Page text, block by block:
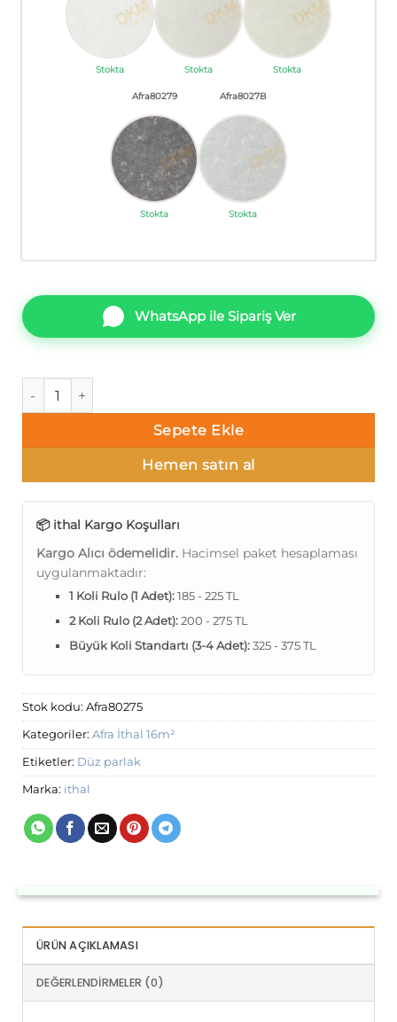
Stokta Stokta Stokta
Afra80279
Stokta
Afra8027B
Stokta
WhatsApp ile Sipariş Ver
İthal Afra 8027-5 80275 Düz parlak Duvar Kağıdı 16m² adet
Sepete Ekle
Hemen satın al
📦 ithal Kargo Koşulları
Kargo Alıcı ödemelidir. Hacimsel paket hesaplaması
uygulanmaktadır:
1 Koli Rulo (1 Adet):185 - 225 TL
2 Koli Rulo (2 Adet):200 - 275 TL
Büyük Koli Standartı (3-4 Adet):325 - 375 TL
Stok kodu: Afra80275
Kategoriler: Afra İthal 16m²
Etiketler: Düz parlak
Marka: ithal
ÜRÜN AÇIKLAMASI
DEĞERLENDIRMELER (0)